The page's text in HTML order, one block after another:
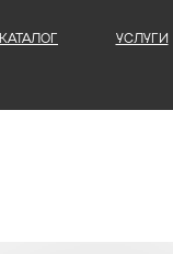
УСЛУГИ
КАТАЛОГ